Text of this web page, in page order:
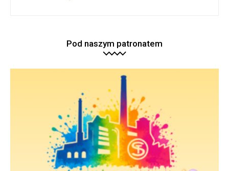
Pod naszym patronatem